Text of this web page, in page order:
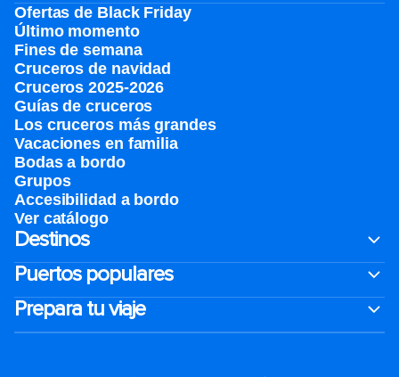
Ofertas de Black Friday
Último momento
Fines de semana
Cruceros de navidad
Cruceros 2025-2026
Guías de cruceros
Los cruceros más grandes
Vacaciones en familia
Bodas a bordo
Grupos
Accesibilidad a bordo
Ver catálogo
Destinos
Puertos populares
Prepara tu viaje